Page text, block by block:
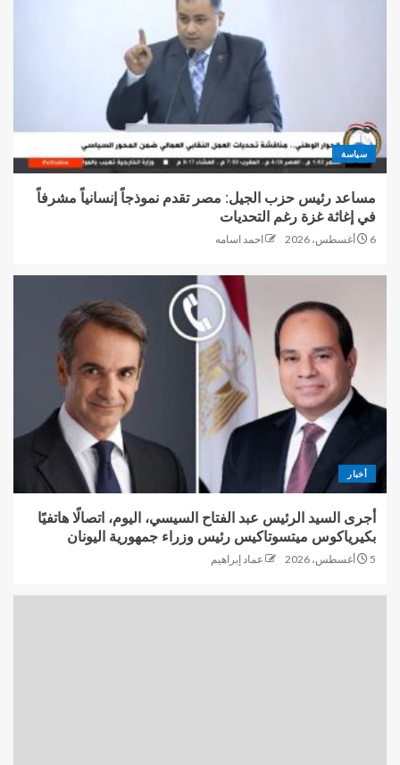
سياسة
مساعد رئيس حزب الجيل: مصر تقدم نموذجاً إنسانياً مشرفاً
في إغاثة غزة رغم التحديات
6 أغسطس، 2026 احمد اسامه
أخبار
أجرى السيد الرئيس عبد الفتاح السيسي، اليوم، اتصالًا هاتفيًا
بكيرياكوس ميتسوتاكيس رئيس وزراء جمهورية اليونان
5 أغسطس، 2026 عماد إبراهيم